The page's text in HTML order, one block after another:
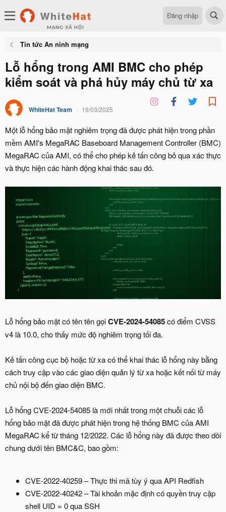
Đăng nhập
Tin tức An ninh mạng
Lỗ hổng trong AMI BMC cho phép
kiểm soát và phá hủy máy chủ từ xa
WhiteHat Team 19/03/2025
Một lỗ hổng bảo mật nghiêm trọng đã được phát hiện trong phần
mềm AMI's MegaRAC Baseboard Management Controller (BMC)
MegaRAC của AMI, có thể cho phép kẻ tấn công bỏ qua xác thực
và thực hiện các hành động khai thác sau đó.
Lỗ hổng bảo mật có tên tên gọiCVE-2024-54085có điểm CVSS
v4 là 10.0, cho thấy mức độ nghiêm trọng tối đa.
Kẻ tấn công cục bộ hoặc từ xa có thể khai thác lỗ hổng này bằng
cách truy cập vào các giao diện quản lý từ xa hoặc kết nối từ máy
chủ nội bộ đến giao diện BMC.
Lỗ hổng CVE-2024-54085 là mới nhất trong một chuỗi các lỗ
hổng bảo mật đã được phát hiện trong hệ thống BMC của AMI
MegaRAC kể từ tháng 12/2022. Các lỗ hổng này đã được theo dõi
chung dưới tên BMC&C, bao gồm:
CVE-2022-40259 – Thực thi mã tùy ý qua API Redfish
CVE-2022-40242 – Tài khoản mặc định có quyền truy cập
shell UID = 0 qua SSH